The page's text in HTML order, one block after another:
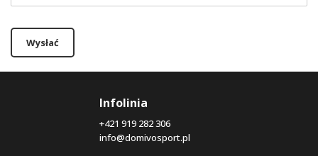
Wysłać
Infolinia
+421 919 282 306
info@domivosport.pl